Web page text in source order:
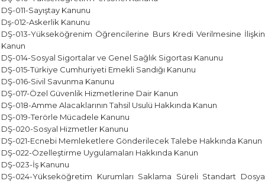
DŞ-011-Sayıştay Kanunu
Dş-012-Askerlik Kanunu
DŞ-013-Yükseköğrenim Öğrencilerine Burs Kredi Verilmesine İlişkin
Kanun
DŞ-014-Sosyal Sigortalar ve Genel Sağlık Sigortası Kanunu
DŞ-015-Türkiye Cumhuriyeti Emekli Sandığı Kanunu
DŞ-016-Sivil Savunma Kanunu
DŞ-017-Özel Güvenlik Hizmetlerine Dair Kanun
DŞ-018-Amme Alacaklarının Tahsil Usulü Hakkında Kanun
DŞ-019-Terörle Mücadele Kanunu
DŞ-020-Sosyal Hizmetler Kanunu
DŞ-021-Ecnebi Memleketlere Gönderilecek Talebe Hakkında Kanun
DŞ-022-Özelleştirme Uygulamaları Hakkında Kanun
DŞ-023-İş Kanunu
DŞ-024-Yükseköğretim Kurumları Saklama Süreli Standart Dosya